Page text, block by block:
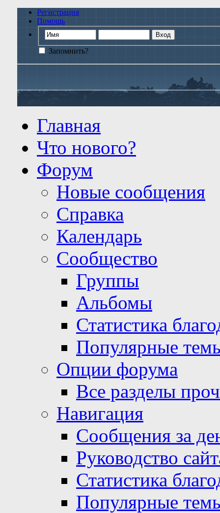
Регистрация
Помощь
Запомнить?
Главная
Что нового?
Форум
Новые сообщения
Справка
Календарь
Сообщество
Группы
Альбомы
Статистика
Популярные
Опции форума
Все разделы
Навигация
Сообщения за
Руководство
Статистика
Популярные